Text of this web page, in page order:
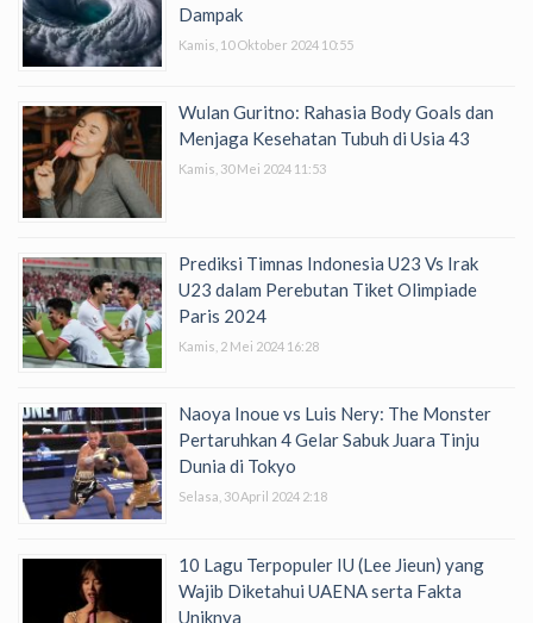
Dampak
Kamis, 10 Oktober 2024 10:55
Wulan Guritno: Rahasia Body Goals dan
Menjaga Kesehatan Tubuh di Usia 43
Kamis, 30 Mei 2024 11:53
Prediksi Timnas Indonesia U23 Vs Irak
U23 dalam Perebutan Tiket Olimpiade
Paris 2024
Kamis, 2 Mei 2024 16:28
Naoya Inoue vs Luis Nery: The Monster
Pertaruhkan 4 Gelar Sabuk Juara Tinju
Dunia di Tokyo
Selasa, 30 April 2024 2:18
10 Lagu Terpopuler IU (Lee Jieun) yang
Wajib Diketahui UAENA serta Fakta
Uniknya